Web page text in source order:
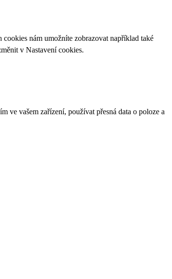
nám umožníte zobrazovat například také
v Nastavení cookies.
ve vašem zařízení, používat přesná data o poloze a